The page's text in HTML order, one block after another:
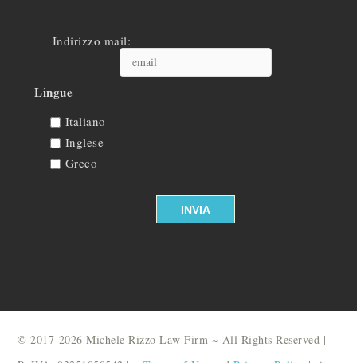
Indirizzo mail:
Lingue
Italiano
Inglese
Greco
© 2017-2026 Michele Rizzo Law Firm ~ All Rights Reserved |